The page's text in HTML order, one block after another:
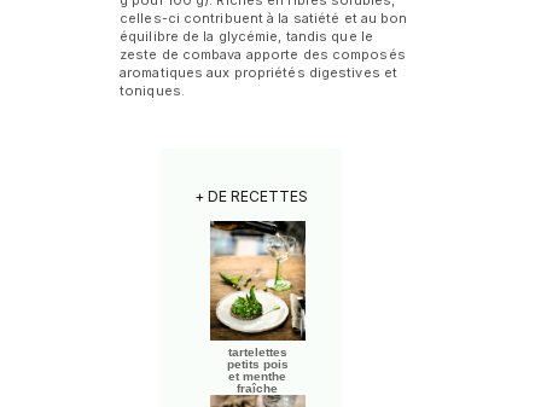
celles-ci contribuent à la satiété et au bon
équilibre de la glycémie, tandis que le
zeste de combava apporte des composés
aromatiques aux propriétés digestives et
toniques.
+ DE RECETTES
tartelettes
petits pois
et menthe
fraîche